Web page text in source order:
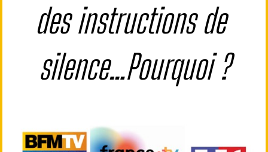
des instructions de
silence…Pourquoi ?